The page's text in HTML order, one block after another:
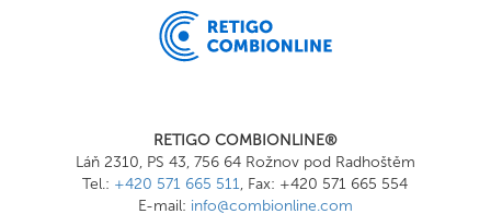
RETIGO COMBIONLINE®
Láň 2310, PS 43, 756 64 Rožnov pod Radhoštěm
Tel.: +420 571 665 511, Fax: +420 571 665 554
E-mail: info@combionline.com